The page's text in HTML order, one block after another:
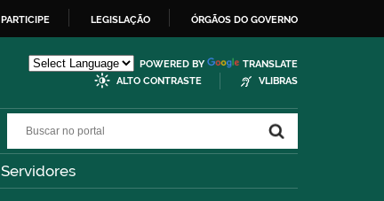
PARTICIPE LEGISLAÇÃO ÓRGÃOS DO GOVERNO
POWERED BY
TRANSLATE
ALTO CONTRASTE
VLIBRAS
Servidores